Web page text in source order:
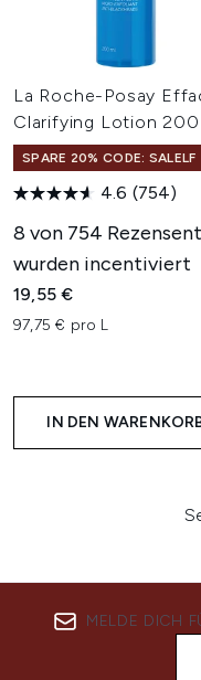
La Roche-Posay
Clarifying Lotion 200
SPARE 20% CODE: SALELF
4.6 (754)
8 von 754
wurden incentiviert
19,55 €
97,75 € pro L
IN DEN
MELDE DICH